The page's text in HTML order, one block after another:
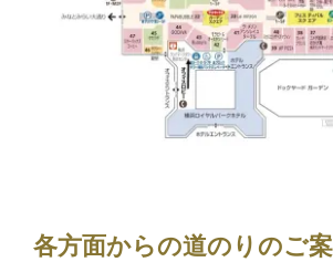
各方面からの道のりのご